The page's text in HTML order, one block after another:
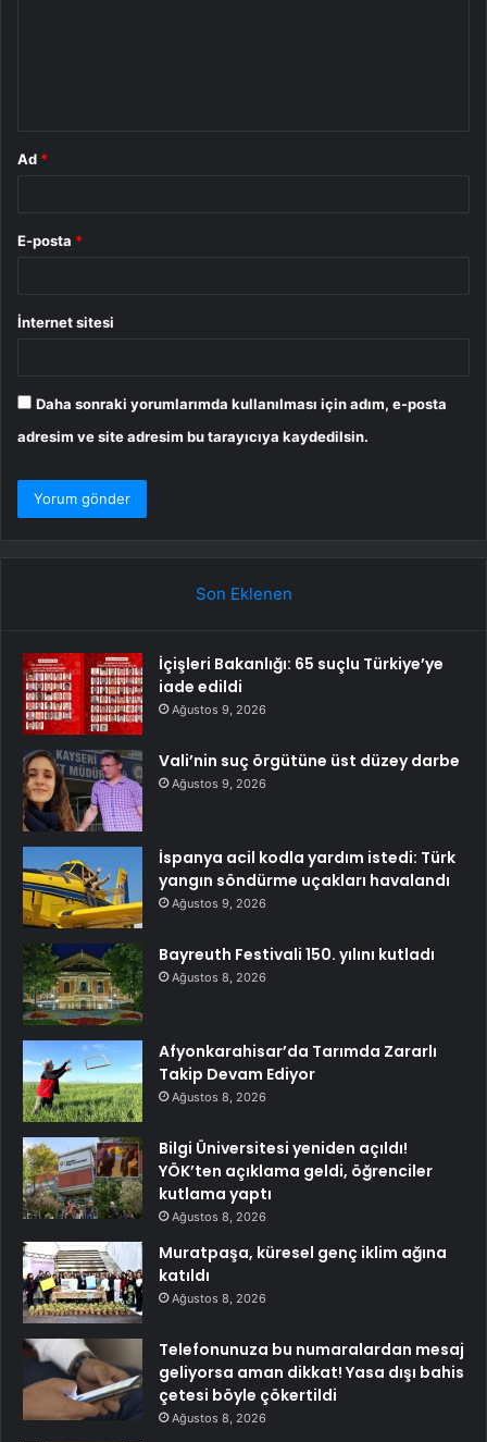
Ad *
E-posta *
İnternet sitesi
Daha sonraki yorumlarımda kullanılması için adım, e-posta
adresim ve site adresim bu tarayıcıya kaydedilsin.
Son Eklenen
İçişleri Bakanlığı: 65 suçlu Türkiye’ye
iade edildi
Ağustos 9, 2026
Vali’nin suç örgütüne üst düzey darbe
Ağustos 9, 2026
İspanya acil kodla yardım istedi: Türk
yangın söndürme uçakları havalandı
Ağustos 9, 2026
Bayreuth Festivali 150. yılını kutladı
Ağustos 8, 2026
Afyonkarahisar’da Tarımda Zararlı
Takip Devam Ediyor
Ağustos 8, 2026
Bilgi Üniversitesi yeniden açıldı!
YÖK’ten açıklama geldi, öğrenciler
kutlama yaptı
Ağustos 8, 2026
Muratpaşa, küresel genç iklim ağına
katıldı
Ağustos 8, 2026
Telefonunuza bu numaralardan mesaj
geliyorsa aman dikkat! Yasa dışı bahis
çetesi böyle çökertildi
Ağustos 8, 2026